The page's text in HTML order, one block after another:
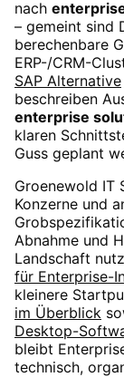
nach
– gemeint sind
berechenbare
ERP-/CRM-
SAP Alternative
beschreiben
enterprise
klaren
Guss geplant
Groenewold IT
Konzerne und
Abnahme und
Landschaft
für Enterprise-
kleinere
im Überblick
Desktop-
bleibt
technisch,